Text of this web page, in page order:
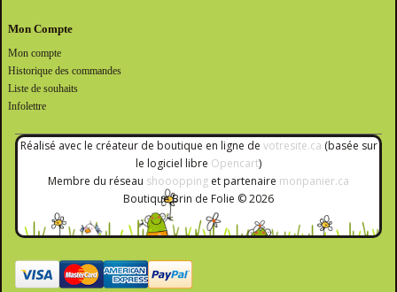
Mon Compte
Mon compte
Historique des commandes
Liste de souhaits
Infolettre
Réalisé avec le créateur de boutique en ligne de votresite.ca (basée sur
le logiciel libre Opencart)
Membre du réseau shooopping et partenaire monpanier.ca
Boutique Brin de Folie © 2026